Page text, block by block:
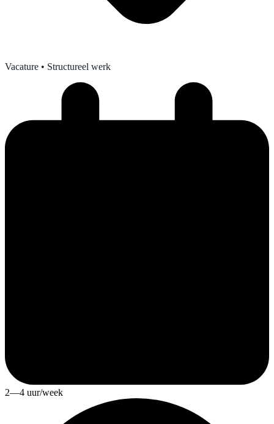
Vacature • Structureel werk
2—4 uur/week